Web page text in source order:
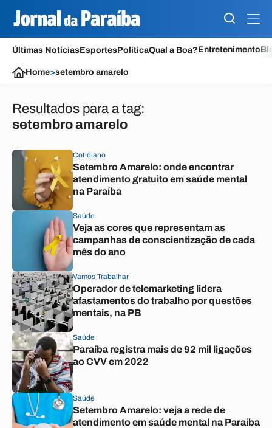
Últimas NotíciasEsportesPolíticaQual a Boa?Entretenimento
Home>setembro amarelo
Resultados para a tag:
setembro amarelo
Cotidiano
Setembro Amarelo: onde encontrar
atendimento gratuito em saúde mental
na Paraíba
Saúde
Veja as cores que representam as
campanhas de conscientização de cada
mês do ano
Vamos Trabalhar
Operador de telemarketing lidera
afastamentos do trabalho por questões
mentais, na PB
Saúde
Paraíba registra mais de 92 mil ligações
ao CVV em 2022
Saúde
Setembro Amarelo: veja a rede de
atendimento em saúde mental na Paraíba